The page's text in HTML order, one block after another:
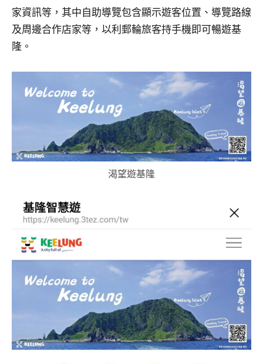
家資訊等，其中自助導覽包含顯示遊客位置、導覽路線
及周邊合作店家等，以利郵輪旅客持手機即可暢遊基
隆。
渴望遊基隆